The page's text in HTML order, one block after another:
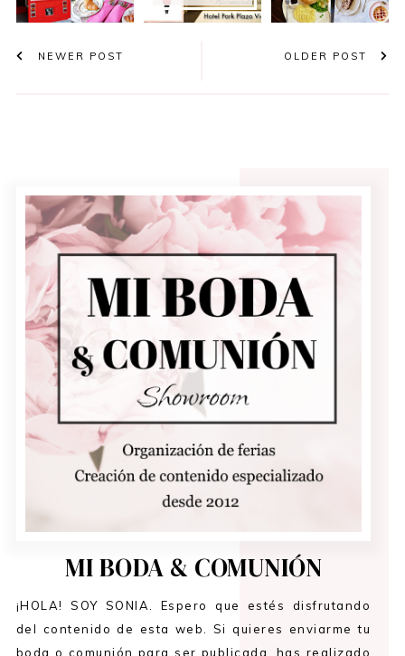
NEWER POST OLDER POST
MI BODA & COMUNIÓN
¡HOLA! SOY SONIA. Espero que estés disfrutando
del contenido de esta web. Si quieres enviarme tu
boda o comunión para ser publicada, has realizado